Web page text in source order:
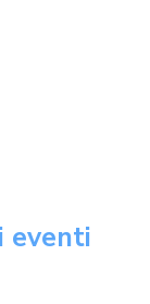
eventi